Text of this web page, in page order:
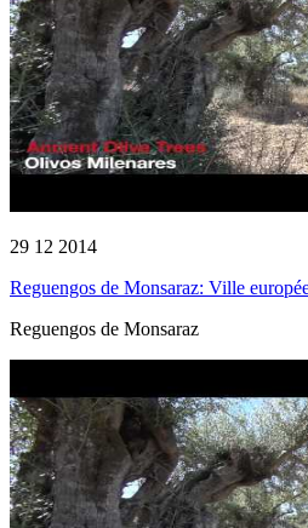
29 12 2014
Reguengos de Monsaraz: Ville
Reguengos de Monsaraz